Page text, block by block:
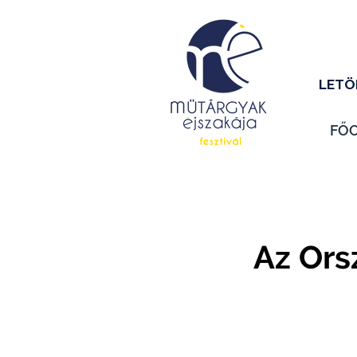
Az